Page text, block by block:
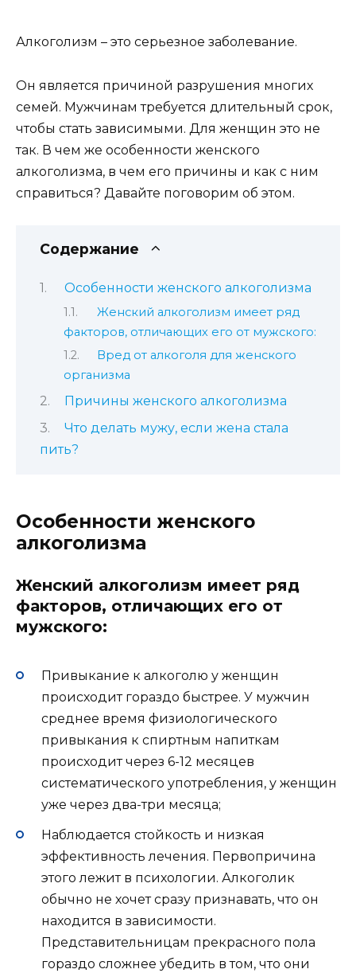
Алкоголизм – это серьезное заболевание.
Он является причиной разрушения многих
семей. Мужчинам требуется длительный срок,
чтобы стать зависимыми. Для женщин это не
так. В чем же особенности женского
алкоголизма, в чем его причины и как с ним
справиться? Давайте поговорим об этом.
Содержание
Особенности женского алкоголизма
Женский алкоголизм имеет ряд
факторов, отличающих его от мужского:
Вред от алкоголя для женского
организма
Причины женского алкоголизма
Что делать мужу, если жена стала
пить?
Особенности женского
алкоголизма
Женский алкоголизм имеет ряд
факторов, отличающих его от
мужского:
Привыкание к алкоголю у женщин
происходит гораздо быстрее. У мужчин
среднее время физиологического
привыкания к спиртным напиткам
происходит через 6-12 месяцев
систематического употребления, у женщин
уже через два-три месяца;
Наблюдается стойкость и низкая
эффективность лечения. Первопричина
этого лежит в психологии. Алкоголик
обычно не хочет сразу признавать, что он
находится в зависимости.
Представительницам прекрасного пола
гораздо сложнее убедить в том, что они